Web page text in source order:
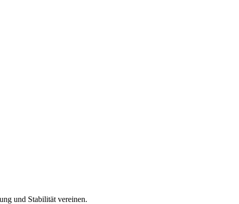
und Stabilität vereinen.